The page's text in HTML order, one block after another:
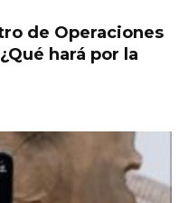
de Operaciones
hará por la